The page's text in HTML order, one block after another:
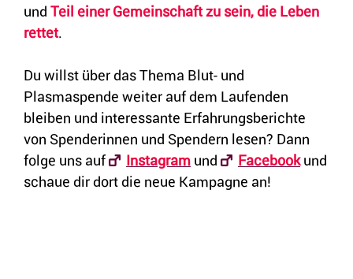
und Teil einer Gemeinschaft zu sein, die Leben
rettet.
Du willst über das Thema Blut- und
Plasmaspende weiter auf dem Laufenden
bleiben und interessante Erfahrungsberichte
von Spenderinnen und Spendern lesen? Dann
folge uns auf
Instagram und Facebookund
schaue dir dort die neue Kampagne an!